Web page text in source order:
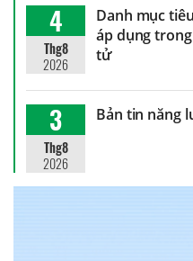
4
Thg8
2026
Danh mục
áp dụng
tử
3
Thg8
2026
Bản tin năng